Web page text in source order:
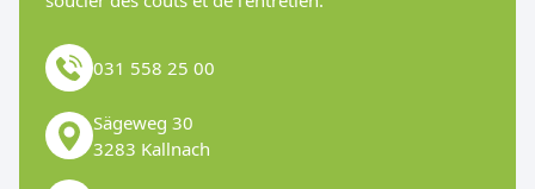
031 558 25 00
Sägeweg 30
3283 Kallnach